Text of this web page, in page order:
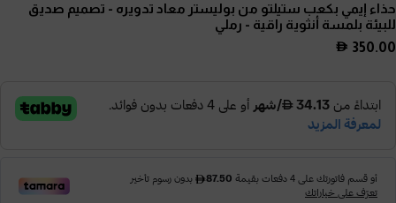
حذاء إيمي بكعب ستيلتو من بوليستر معاد تدويره - تصميم صديق
للبيئة بلمسة أنثوية راقية - رملي
350.00